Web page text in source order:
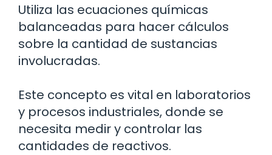
Utiliza las ecuaciones químicas
balanceadas para hacer cálculos
sobre la cantidad de sustancias
involucradas.
Este concepto es vital en laboratorios
y procesos industriales, donde se
necesita medir y controlar las
cantidades de reactivos.